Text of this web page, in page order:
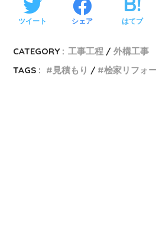
ツイート シェア はてブ
CATEGORY : 工事工程
外構工事
TAGS :
見積もり 桧家リフォ